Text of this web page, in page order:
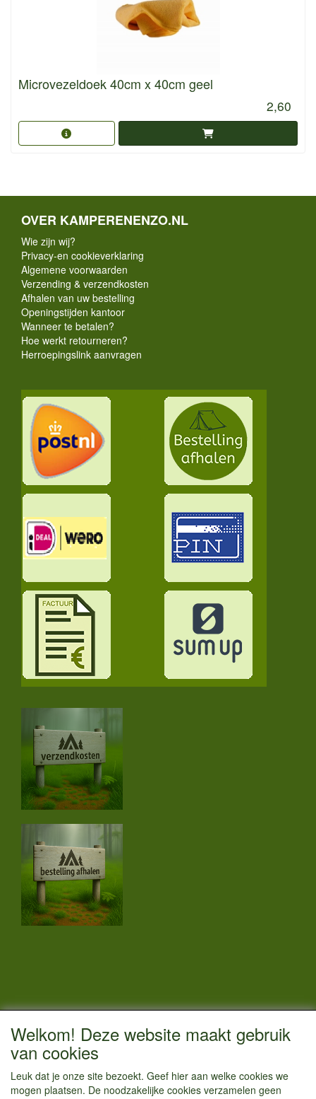
Microvezeldoek 40cm x 40cm geel
2,60
OVER KAMPERENENZO.NL
Wie zijn wij?
Privacy-en cookieverklaring
Algemene voorwaarden
Verzending & verzendkosten
Afhalen van uw bestelling
Openingstijden kantoor
Wanneer te betalen?
Hoe werkt retourneren?
Herroepingslink aanvragen
CONTACTGEGEVENS
Vestigingsadres:
Hoofdweg 36
1433 JW Kudelstaart
Welkom! Deze website maakt gebruik
van cookies
Leuk dat je onze site bezoekt. Geef hier aan welke cookies we
mogen plaatsen. De noodzakelijke cookies verzamelen geen